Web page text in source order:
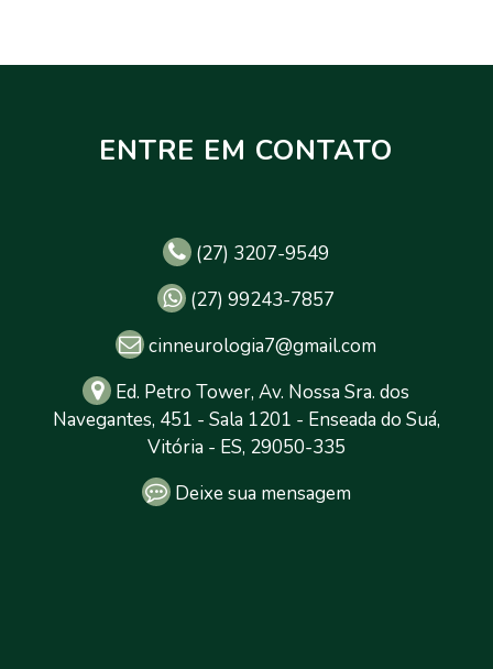
ENTRE EM CONTATO
(27) 3207-9549
(27) 99243-7857
cinneurologia7@gmail.com
Ed. Petro Tower, Av. Nossa Sra. dos
Navegantes, 451 - Sala 1201 - Enseada do Suá,
Vitória - ES, 29050-335
Deixe sua mensagem